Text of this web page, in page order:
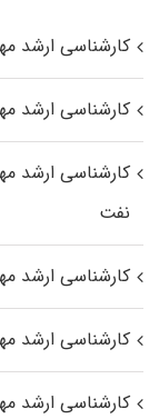
کارشناسی ارشد
کارشناسی ارشد
کارشناسی ارشد
نفت
کارشناسی ارشد
کارشناسی ارشد
کارشناسی ارشد